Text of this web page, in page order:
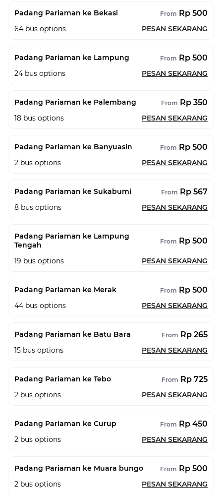
Padang Pariaman ke Bekasi From Rp 500
64 bus options PESAN SEKARANG
Padang Pariaman ke Lampung From Rp 500
24 bus options PESAN SEKARANG
Padang Pariaman ke Palembang From Rp 350
18 bus options PESAN SEKARANG
Padang Pariaman ke Banyuasin From Rp 500
2 bus options PESAN SEKARANG
Padang Pariaman ke Sukabumi From Rp 567
8 bus options PESAN SEKARANG
Padang Pariaman ke Lampung
Tengah
From Rp 500
19 bus options PESAN SEKARANG
Padang Pariaman ke Merak From Rp 500
44 bus options PESAN SEKARANG
Padang Pariaman ke Batu Bara From Rp 265
15 bus options PESAN SEKARANG
Padang Pariaman ke Tebo From Rp 725
2 bus options PESAN SEKARANG
Padang Pariaman ke Curup From Rp 450
2 bus options PESAN SEKARANG
Padang Pariaman ke Muara bungo From Rp 500
2 bus options PESAN SEKARANG